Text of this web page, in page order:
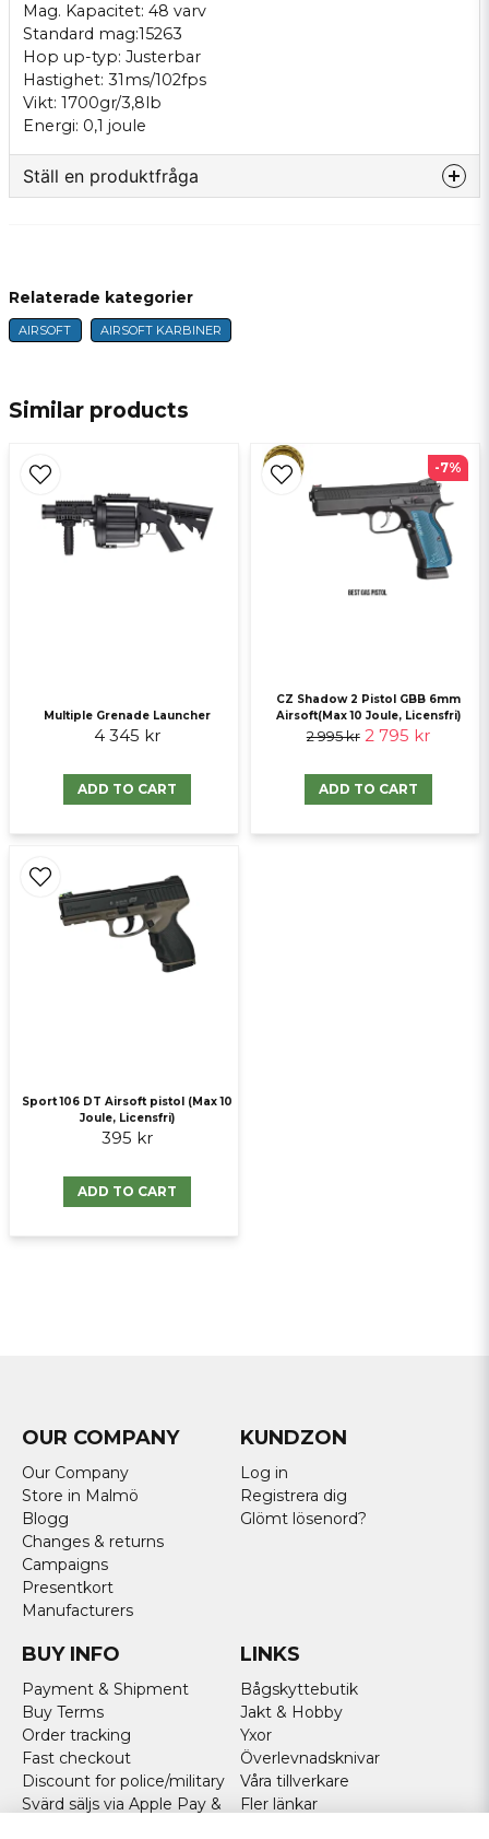
Mag. Kapacitet: 48 varv
Standard mag:15263
Hop up-typ: Justerbar
Hastighet: 31ms/102fps
Vikt: 1700gr/3,8lb
Energi: 0,1 joule
Ställ en produktfråga
name
Name
Ja, ni får publicera min fråga
Send question
Similar products
Multiple Grenade Launcher
4 345 kr
ADD TO CART
CZ Shadow 2 Pistol GBB 6mm
Airsoft(Max 10 Joule, Licensfri)
2 995 kr 2 795 kr
ADD TO CART
-7%
Sport 106 DT Airsoft pistol (Max 10
Joule, Licensfri)
395 kr
ADD TO CART
Relaterade kategorier
AIRSOFT AIRSOFT KARBINER
OUR COMPANY
Our Company
Store in Malmö
Blogg
Changes & returns
Campaigns
Presentkort
Manufacturers
KUNDZON
Log in
Registrera dig
Glömt lösenord?
BUY INFO
Payment & Shipment
Buy Terms
Order tracking
Fast checkout
Discount for police/military
Svärd säljs via Apple Pay &
LINKS
Bågskyttebutik
Jakt & Hobby
Yxor
Överlevnadsknivar
Våra tillverkare
Fler länkar